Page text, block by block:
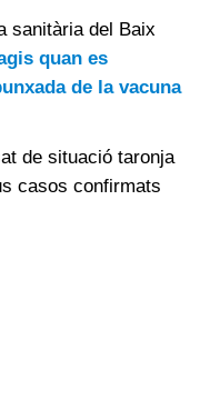
sanitària del Baix
quan es
de la vacuna
de situació taronja
casos confirmats